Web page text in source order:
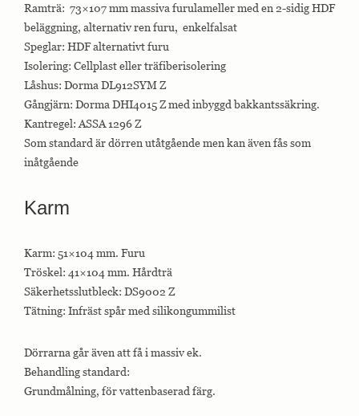
Ramträ: 73×107 mm massiva furulameller med en 2-sidig HDF
beläggning, alternativ ren furu, enkelfalsat
Speglar: HDF alternativt furu
Isolering: Cellplast eller träfiberisolering
Låshus: Dorma DL912SYM Z
Gångjärn: Dorma DHI4015 Z med inbyggd bakkantssäkring.
Kantregel: ASSA 1296 Z
Som standard är dörren utåtgående men kan även fås som
inåtgående
Karm
Karm: 51×104 mm. Furu
Tröskel: 41×104 mm. Hårdträ
Säkerhetsslutbleck: DS9002 Z
Tätning: Infräst spår med silikongummilist
Dörrarna går även att få i massiv ek.
Behandling standard:
Grundmålning, för vattenbaserad färg.